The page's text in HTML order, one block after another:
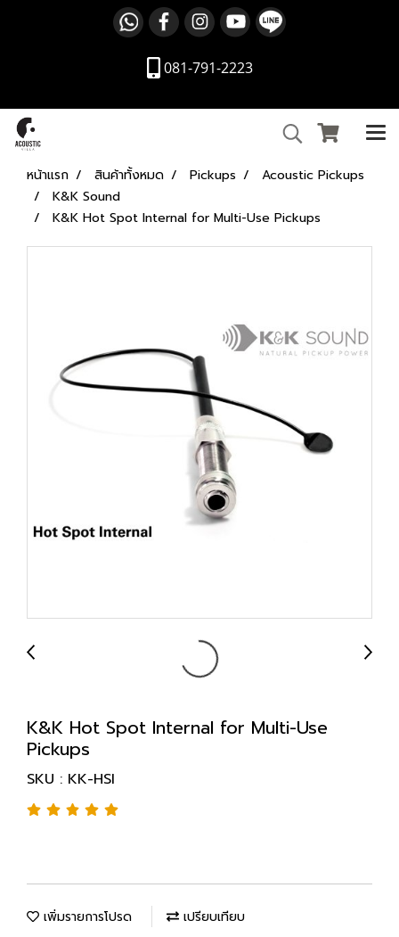
081-791-2223
หน้าแรก สินค้าทั้งหมด Pickups
Acoustic Pickups
K&K Sound
K&K Hot Spot Internal for Multi-Use Pickups
K&K Hot Spot Internal for Multi-Use
Pickups
SKU : KK-HSI
เพิ่มรายการโปรด เปรียบเทียบ